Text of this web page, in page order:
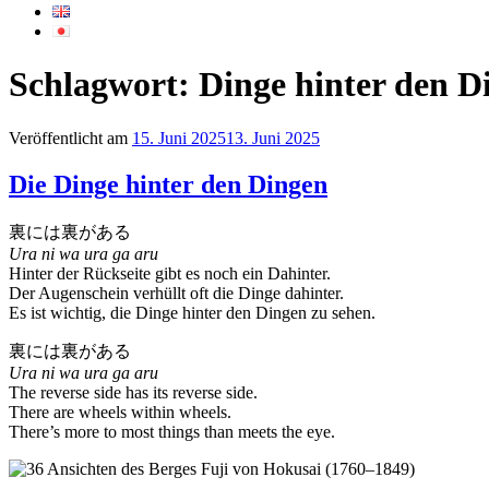
Schlagwort: Dinge hinter den
Veröffentlicht am 15. Juni 202513. Juni 2025
Die Dinge hinter den Dingen
裏には裏がある
Ura ni wa ura ga aru
Hinter der Rückseite gibt es noch ein Dahinter.
Der Augenschein verhüllt oft die Dinge dahinter.
Es ist wichtig, die Dinge hinter den Dingen zu sehen.
裏には裏がある
Ura ni wa ura ga aru
The reverse side has its reverse side.
There are wheels within wheels.
There’s more to most things than meets the eye.